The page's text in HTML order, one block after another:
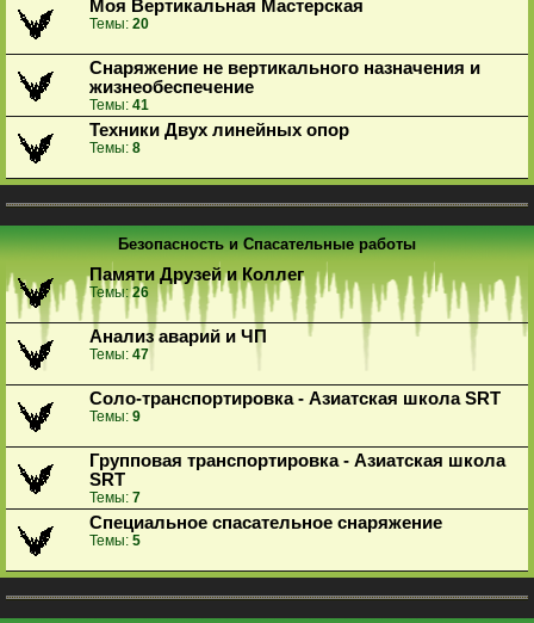
Моя Вертикальная Мастерская
Темы: 20
Снаряжение не вертикального назначения и
жизнеобеспечение
Темы: 41
Техники Двух линейных опор
Темы: 8
Безопасность и Спасательные работы
Памяти Друзей и Коллег
Темы:26
Анализ аварий и ЧП
Темы: 47
Соло-транспортировка - Азиатская школа SRT
Темы: 9
Групповая транспортировка - Азиатская школа
SRT
Темы: 7
Специальное спасательное снаряжение
Темы: 5